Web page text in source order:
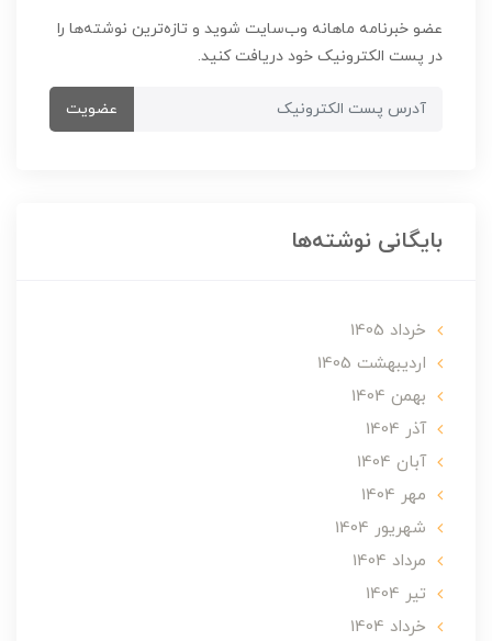
عضو خبرنامه ماهانه وب‌سایت شوید و تازه‌ترین نوشته‌ها را
در پست الکترونیک خود دریافت کنید.
عضویت
بایگانی نوشته‌ها
خرداد 1405
ارديبهشت 1405
بهمن 1404
آذر 1404
آبان 1404
مهر 1404
شهریور 1404
مرداد 1404
تير 1404
خرداد 1404